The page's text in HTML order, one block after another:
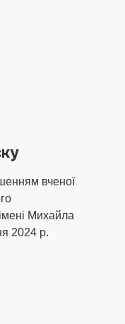
вченої
Михайла
2024 р.